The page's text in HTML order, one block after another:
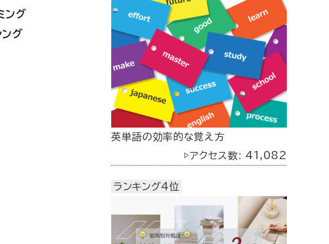
ング
ング
英単語の効率的な覚え方
▷アクセス数: 41,082
ランキング4位